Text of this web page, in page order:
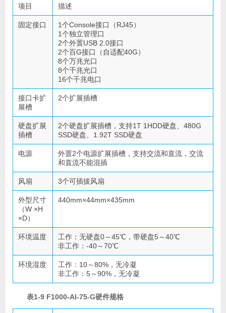
项目 描述
固定接口
1个Console接口（RJ45）
1个独立管理口
2个外置USB 2.0接口
2个百G接口（自适配40G）
8个万兆光口
8个千兆光口
16个千兆电口
接口卡扩
展槽
2个扩展插槽
硬盘扩展
插槽
2个硬盘扩展插槽，支持1T 1HDD硬盘、480G
SSD硬盘、1.92T SSD硬盘
电源
外置2个电源扩展插槽，支持交流和直流，交流
和直流不能混插
风扇 3个可插拔风扇
外型尺寸
（W ×H
×D）
440mm×44mm×435mm
环境温度
工作：无硬盘0～45℃，带硬盘5～40℃
非工作：-40～70℃
环境湿度
工作：10～80%，无冷凝
非工作：5～90%，无冷凝
表1-9 F1000-AI-75-G硬件规格